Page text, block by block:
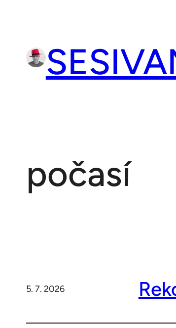
počasí
5. 7. 2026